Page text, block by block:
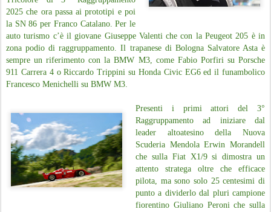
2025 che ora passa ai prototipi e poi
la SN 86 per Franco Catalano. Per le
auto turismo c’è il giovane Giuseppe Valenti che con la Peugeot 205 è in
zona podio di raggruppamento. Il trapanese di Bologna Salvatore Asta è
sempre un riferimento con la BMW M3, come Fabio Porfiri su Porsche
911 Carrera 4 o Riccardo Trippini su Honda Civic EG6 ed il funambolico
Francesco Menichelli su BMW M3.
Presenti i primi attori del 3°
Raggruppamento ad iniziare dal
leader altoatesino della Nuova
Scuderia Mendola Erwin Morandell
che sulla Fiat X1/9 si dimostra un
attento stratega oltre che efficace
pilota, ma sono solo 25 centesimi di
punto a dividerlo dal pluri campione
fiorentino Giuliano Peroni che sulla